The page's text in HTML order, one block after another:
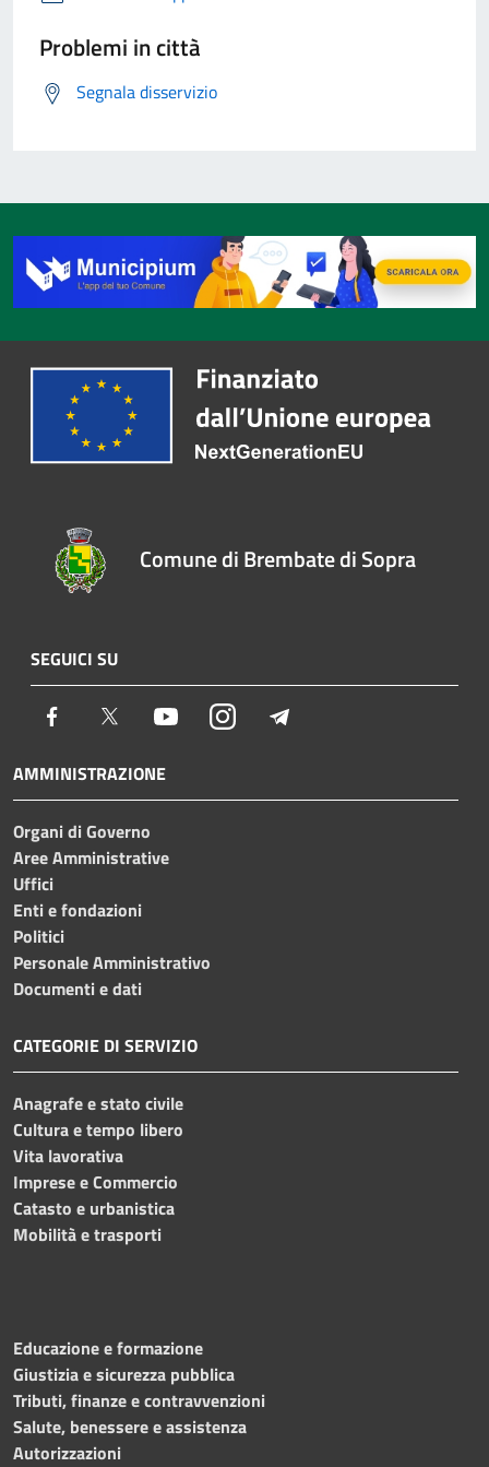
Problemi in città
Segnala disservizio
Comune di Brembate di Sopra
SEGUICI SU
Facebook Twitter YoutubeInstagram
AMMINISTRAZIONE
Organi di Governo
Aree Amministrative
Uffici
Enti e fondazioni
Politici
Personale Amministrativo
Documenti e dati
CATEGORIE DI SERVIZIO
Anagrafe e stato civile
Cultura e tempo libero
Vita lavorativa
Imprese e Commercio
Catasto e urbanistica
Mobilità e trasporti
Educazione e formazione
Giustizia e sicurezza pubblica
Tributi, finanze e contravvenzioni
Salute, benessere e assistenza
Autorizzazioni